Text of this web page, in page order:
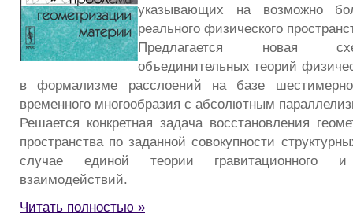
указывающих на возможно
реального физического
Предлагается новая
объединительных теорий
в формализме расслоений на базе
временного многообразия с абсолютным
Решается конкретная задача восстановления
пространства по заданной совокупности
случае единой теории гравитационного и
взаимодействий.
Читать полностью »